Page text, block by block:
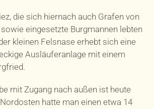
die sich hiernach auch Grafen von
eingesetzte Burgmannen lebten
kleinen Felsnase erhebt sich eine
Ausläuferanlage mit einem
mit Zugang nach außen ist heute
hatte man einen etwa 14